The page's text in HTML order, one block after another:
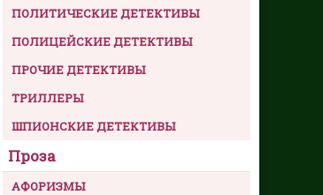
ПОЛИТИЧЕСКИЕ ДЕТЕКТИВЫ
ПОЛИЦЕЙСКИЕ ДЕТЕКТИВЫ
ПРОЧИЕ ДЕТЕКТИВЫ
ТРИЛЛЕРЫ
ШПИОНСКИЕ ДЕТЕКТИВЫ
Проза
АФОРИЗМЫ